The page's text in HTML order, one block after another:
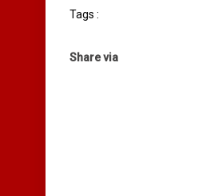
Tags :
Share via